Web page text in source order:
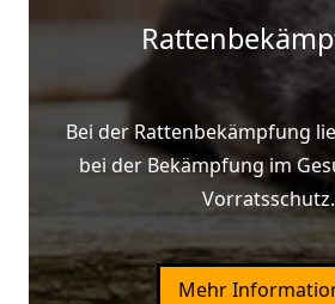
Bei der Rattenbekämpfung
bei der Bekämpfung im
Vorratsschutz.
Mehr